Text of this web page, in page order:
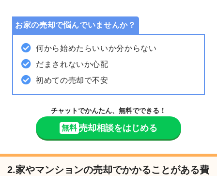
お家の売却で悩んでいませんか？
何から始めたらいいか分からない
だまされないか心配
初めての売却で不安
チャットでかんたん、無料でできる！
無料 売却相談をはじめる
2.家やマンションの売却でかかることがある費